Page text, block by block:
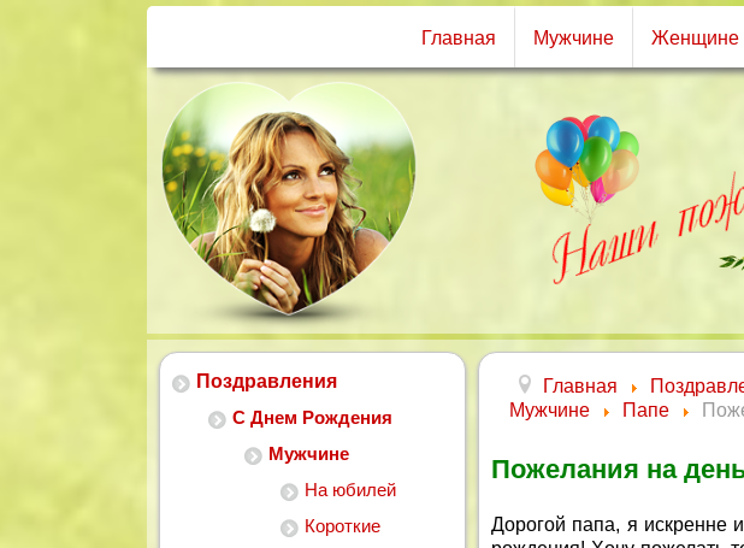
Главная Мужчине Женщине
Поздравления
С Днем Рождения
Мужчине
На юбилей
Короткие
Главная
Мужчине
Папе
Пожелания на
Дорогой папа, я искренне